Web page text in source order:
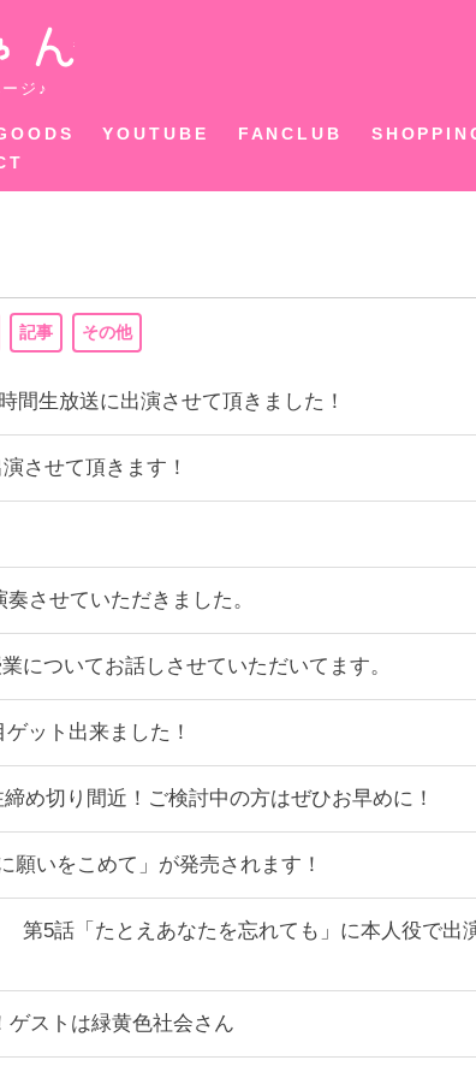
ハラミちゃん
ジ♪
YOUTUBE FANCLUB
記事 その他
間生放送に出演させて頂きました！
させて頂きます！
させていただきました。
についてお話しさせていただいてます。
ット出来ました！
め切り間近！ご検討中の方はぜひお早めに！
いをこめて」が発売されます！
5話「たとえあなたを忘れても」に本人役で出
ゲストは緑黄色社会さん